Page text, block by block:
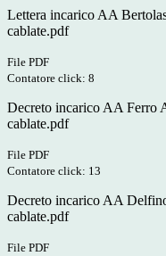
Lettera incarico AA
cablate.pdf
File PDF
Contatore click: 8
Decreto incarico AA Ferro
cablate.pdf
File PDF
Contatore click: 13
Decreto incarico AA
cablate.pdf
File PDF